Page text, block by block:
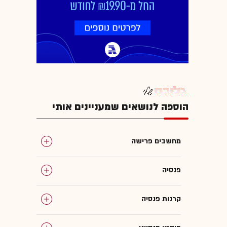
הוספה לנושאים שמעניינים אותי
מחשבים פרישה
פנסיה
קרנות פנסיה